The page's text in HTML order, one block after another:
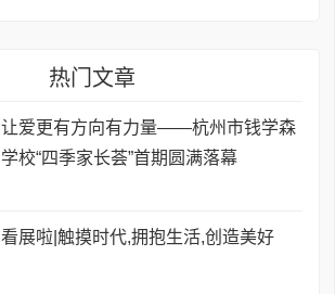
热门文章
让爱更有方向有力量——杭州市钱学森
学校“四季家长荟”首期圆满落幕
看展啦|触摸时代,拥抱生活,创造美好